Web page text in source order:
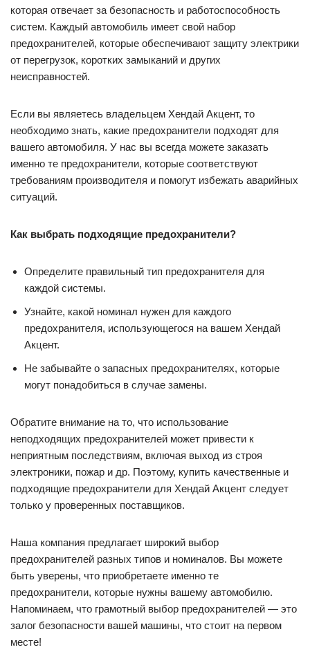
которая отвечает за безопасность и работоспособность
систем. Каждый автомобиль имеет свой набор
предохранителей, которые обеспечивают защиту электрики
от перегрузок, коротких замыканий и других
неисправностей.
Если вы являетесь владельцем Хендай Акцент, то
необходимо знать, какие предохранители подходят для
вашего автомобиля. У нас вы всегда можете заказать
именно те предохранители, которые соответствуют
требованиям производителя и помогут избежать аварийных
ситуаций.
Как выбрать подходящие предохранители?
Определите правильный тип предохранителя для
каждой системы.
Узнайте, какой номинал нужен для каждого
предохранителя, использующегося на вашем Хендай
Акцент.
Не забывайте о запасных предохранителях, которые
могут понадобиться в случае замены.
Обратите внимание на то, что использование
неподходящих предохранителей может привести к
неприятным последствиям, включая выход из строя
электроники, пожар и др. Поэтому, купить качественные и
подходящие предохранители для Хендай Акцент следует
только у проверенных поставщиков.
Наша компания предлагает широкий выбор
предохранителей разных типов и номиналов. Вы можете
быть уверены, что приобретаете именно те
предохранители, которые нужны вашему автомобилю.
Напоминаем, что грамотный выбор предохранителей — это
залог безопасности вашей машины, что стоит на первом
месте!